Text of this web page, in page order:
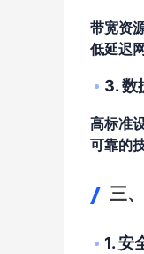
带宽资
低延迟
3. 数
高标准
可靠的
三
1. 安